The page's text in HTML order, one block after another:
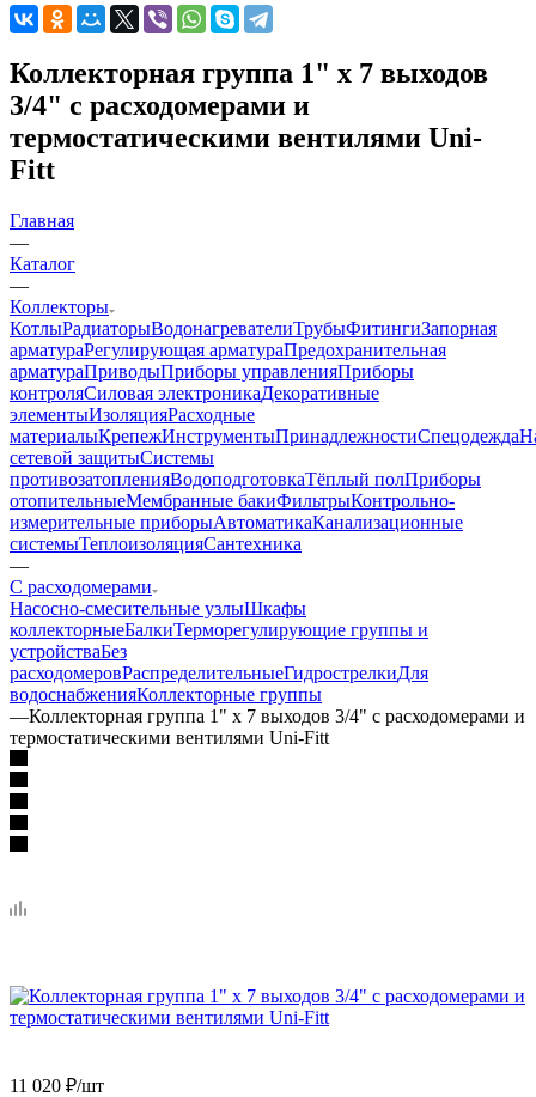
Коллекторная группа 1" х 7 выходов
3/4" с расходомерами и
термостатическими вентилями Uni-
Fitt
Главная
—
Каталог
—
Коллекторы
КотлыРадиаторыВодонагревателиТрубыФитингиЗапорная
арматураРегулирующая арматураПредохранительная
арматураПриводыПриборы управленияПриборы
контроляСиловая электроникаДекоративные
элементыИзоляцияРасходные
материалыКрепежИнструментыПринадлежностиСпецодежда
сетевой защитыСистемы
противозатопленияВодоподготовкаТёплый полПриборы
отопительныеМембранные бакиФильтрыКонтрольно-
измерительные приборыАвтоматикаКанализационные
системыТеплоизоляцияСантехника
—
С расходомерами
Насосно-смесительные узлыШкафы
коллекторныеБалкиТерморегулирующие группы и
устройстваБез
расходомеровРаспределительныеГидрострелкиДля
водоснабженияКоллекторные группы
—Коллекторная группа 1" х 7 выходов 3/4" с расходомерами и
термостатическими вентилями Uni-Fitt
11 020 ₽/шт